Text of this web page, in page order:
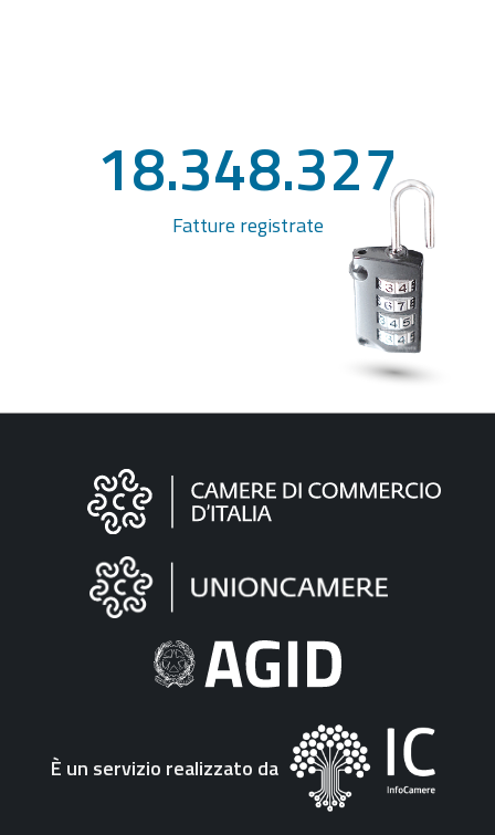
18.348.327
Fatture registrate
Informazioni
"Fattura
Elettronica"
È un servizio realizzato da